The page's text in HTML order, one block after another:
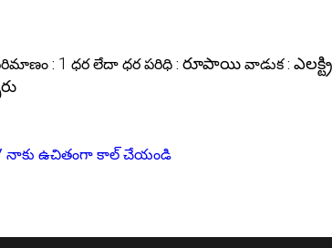
: 1 ధర లేదా ధర పరిధి : రూపాయి వాడుక :
నాకు ఉచితంగా కాల్ చేయండి